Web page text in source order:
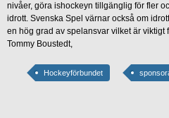
nivåer, göra ishockeyn tillgänglig för fler
idrott. Svenska Spel värnar också om
en hög grad av spelansvar vilket är
Tommy Boustedt,
Hockeyförbundet